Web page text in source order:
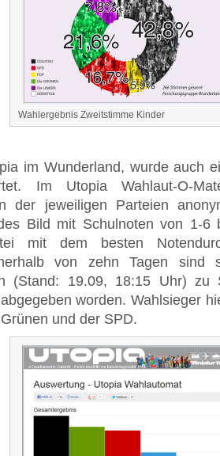
Wahlergebnis Zweitstimme Kinder
im Wunderland, wurde auch
Im Utopia Wahlaut-O-
der jeweiligen Parteien
Bild mit Schulnoten von 1-6
mit dem besten
von zehn Tagen sind
(Stand: 19.09, 18:15 Uhr) zu
worden. Wahlsieger
und der SPD.